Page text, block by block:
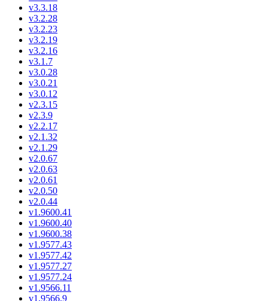
v3.3.18
v3.2.28
v3.2.23
v3.2.19
v3.2.16
v3.1.7
v3.0.28
v3.0.21
v3.0.12
v2.3.15
v2.3.9
v2.2.17
v2.1.32
v2.1.29
v2.0.67
v2.0.63
v2.0.61
v2.0.50
v2.0.44
v1.9600.41
v1.9600.40
v1.9600.38
v1.9577.43
v1.9577.42
v1.9577.27
v1.9577.24
v1.9566.11
v1.9566.9